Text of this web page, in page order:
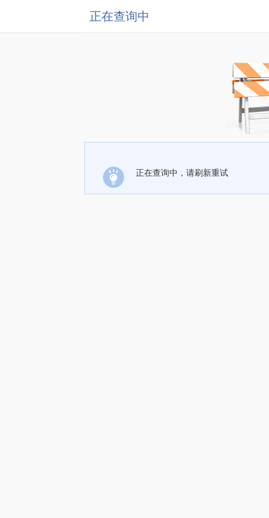
正在查询中
正在查询中，请刷新重试